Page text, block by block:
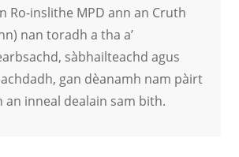
Ro-inslithe MPD ann an Cruth
nan toradh a tha a’
sàbhailteachd agus
gan dèanamh nam pàirt
an inneal dealain sam bith.